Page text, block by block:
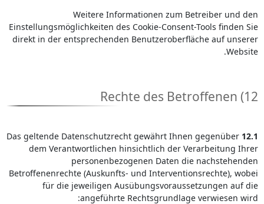
Weitere Informationen zum Betreiber und den
Einstellungsmöglichkeiten des Cookie-Consent-Tools finden Sie
direkt in der entsprechenden Benutzeroberfläche auf unserer
Website.
12) Rechte des Betroffenen
12.1
Das geltende Datenschutzrecht gewährt Ihnen gegenüber
dem Verantwortlichen hinsichtlich der Verarbeitung Ihrer
personenbezogenen Daten die nachstehenden
Betroffenenrechte (Auskunfts- und Interventionsrechte), wobei
für die jeweiligen Ausübungsvoraussetzungen auf die
angeführte Rechtsgrundlage verwiesen wird: